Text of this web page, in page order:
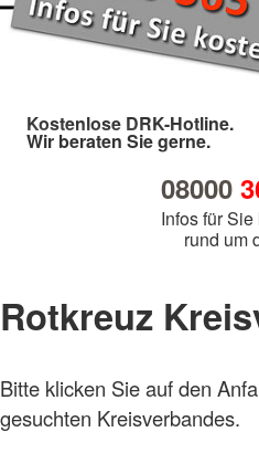
Kostenlose DRK-Hotline.
Wir beraten Sie gerne.
08000
Infos für
rund um
Rotkreuz
Bitte klicken Sie auf den
gesuchten Kreisverbandes.